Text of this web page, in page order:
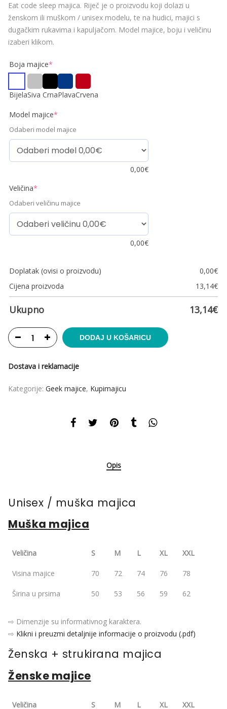
Eat code sleep majica. Riječ je o proizvodu koji dolazi u
ženskom ili muškom / unisex modelu, te na hudici, majici s
dugačkim rukavima i kapuljačom. Model majice, boju i veličinu
izaberi klikom.
Boja majice*
BijelaSiva CrnaPlavaCrvena
Model majice*
Odaberi model majice
0,00€
Veličina*
Odaberi veličinu majice
0,00€
Doplatak (ovisi o proizvodu) 0,00€
Cijena proizvoda
13,14€
Ukupno 13,14€
DODAJ U KOŠARICU
Dostava i reklamacije
Kategorije: Geek majice, Kupimajicu
Opis
Unisex / muška majica
Muška majica
Veličina S M L XL XXL
Visina majice 70 72 74 76 78
Širina u prsima 50 53 56 59 62
⇨ Dimenzije su informativnog karaktera.
⇨ Klikni i preuzmi detaljnije informacije o proizvodu (.pdf)
Ženska + strukirana majica
Ženske majice
Veličina S M L XL XXL